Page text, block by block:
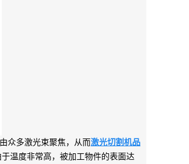
众多激光束聚焦，从而激光切割机品
温度非常高，被加工物件的表面达